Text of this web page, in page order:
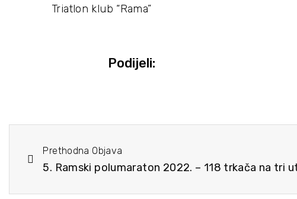
Triatlon klub “Rama”
Podijeli:
Prethodna Objava
5. Ramski polumaraton 2022. – 118 trkača na tri